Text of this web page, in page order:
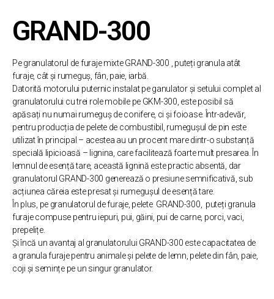
GRAND-300
Pe granulatorul de furaje mixte GRAND-300 , puteți granula atât
furaje, cât și rumeguș, fân, paie, iarbă.
Datorită motorului puternic instalat pe ganulator și setului complet al
granulatorului cu trei role mobile pe GKM-300, este posibil să
apăsați nu numai rumeguș de conifere, ci și foioase. Într-adevăr,
pentru producția de pelete de combustibil, rumegușul de pin este
utilizat în principal – acestea au un procent mare dintr-o substanță
specială lipicioasă – lignina, care facilitează foarte mult presarea. În
lemnul de esență tare, această lignină este practic absentă, dar
granulatorul GRAND-300 generează o presiune semnificativă, sub
acțiunea căreia este presat și rumegușul de esență tare.
În plus, pe granulatorul de furaje, pelete GRAND-300, puteți granula
furaje compuse pentru iepuri, pui, găini, pui de carne, porci, vaci,
prepelițe.
Și încă un avantaj al granulatorului GRAND-300 este capacitatea de
a granula furaje pentru animale și pelete de lemn, pelete din fân, paie,
coji și semințe pe un singur granulator.